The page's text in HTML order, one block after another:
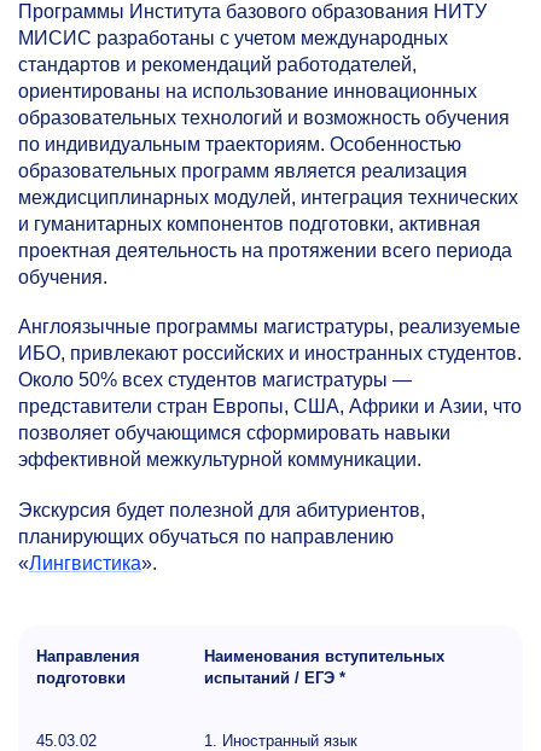
Программы Института базового образования НИТУ
МИСИС разработаны с учетом международных
стандартов и рекомендаций работодателей,
ориентированы на использование инновационных
образовательных технологий и возможность обучения
по индивидуальным траекториям. Особенностью
образовательных программ является реализация
междисциплинарных модулей, интеграция технических
и гуманитарных компонентов подготовки, активная
проектная деятельность на протяжении всего периода
обучения.
Англоязычные программы магистратуры, реализуемые
ИБО, привлекают российских и иностранных студентов.
Около 50% всех студентов магистратуры —
представители стран Европы, США, Африки и Азии, что
позволяет обучающимся сформировать навыки
эффективной межкультурной коммуникации.
Экскурсия будет полезной для абитуриентов,
планирующих обучаться по направлению
«Лингвистика».
Направления
подготовки
Наименования вступительных
испытаний / ЕГЭ *
45.03.02
1. Иностранный язык